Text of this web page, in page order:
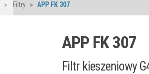
Filtry APP FK 307
APP FK 307
Filtr kieszeniowy